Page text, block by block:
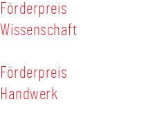
Förderpreis
Wissenschaft
Förderpreis
Handwerk